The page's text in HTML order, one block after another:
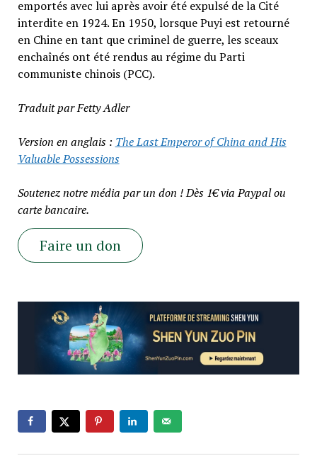
emportés avec lui après avoir été expulsé de la Cité
interdite en 1924. En 1950, lorsque Puyi est retourné
en Chine en tant que criminel de guerre, les sceaux
enchaînés ont été rendus au régime du Parti
communiste chinois (PCC).
Traduit par Fetty Adler
Version en anglais : The Last Emperor of China and His
Valuable Possessions
Soutenez notre média par un don ! Dès 1€ via Paypal ou
carte bancaire.
Faire un don